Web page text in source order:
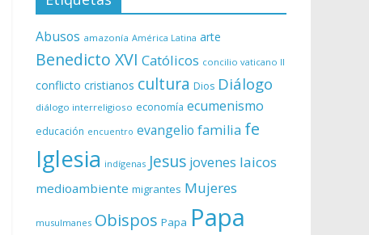
Abusos amazonía América Latina arte
Benedicto XVI Católicos concilio vaticano II
conflicto cristianos cultura Dios Diálogo
diálogo interreligioso economía ecumenismo
educación encuentro evangelio familia fe
Iglesia indígenas Jesus jovenes laicos
medioambiente migrantes Mujeres
musulmanes Obispos Papa Papa